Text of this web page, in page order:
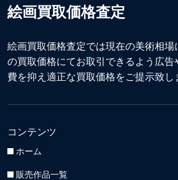
絵画買取価格査定
絵画買取価格査定では現在の美術相場
の買取価格にてお取引できるよう広告
費を抑え適正な買取価格をご提示致し
コンテンツ
ホーム
販売作品一覧